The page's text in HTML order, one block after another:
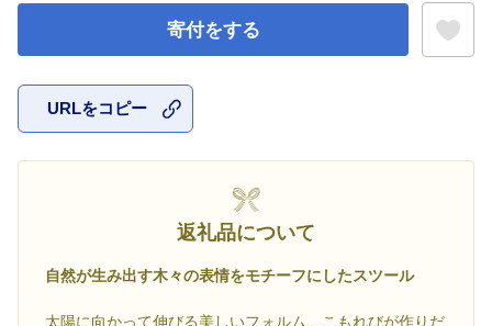
寄付をする
URLをコピー
返礼品について
自然が生み出す木々の表情をモチーフにしたスツール
太陽に向かって伸びる美しいフォルム、こもれびが作りだ